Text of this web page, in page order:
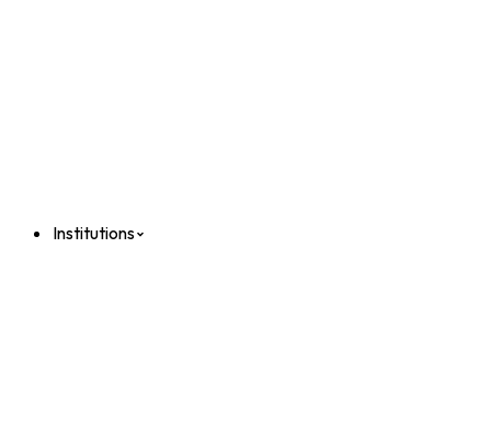
Institutions